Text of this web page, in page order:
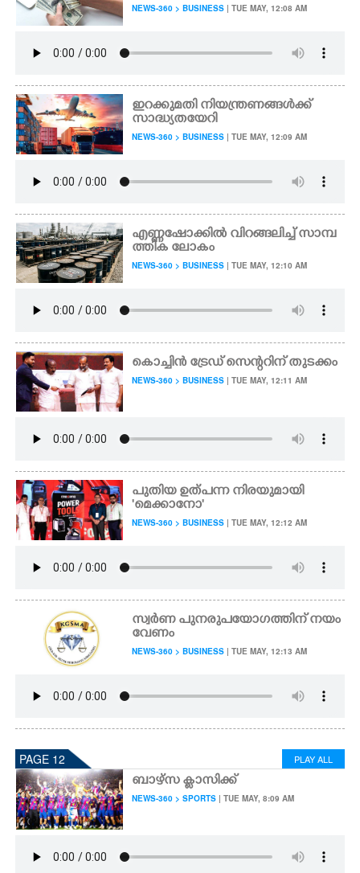
NEWS-360 > BUSINESS | TUE MAY, 12:08 AM
ഇറക്കുമതി നിയന്ത്രണങ്ങൾക്ക്
സാദ്ധ്യതയേറി
NEWS-360 > BUSINESS | TUE MAY, 12:09 AM
എണ്ണഷോക്കിൽ വിറങ്ങലിച്ച് സാമ്പ
ത്തിക ലോകം
NEWS-360 > BUSINESS | TUE MAY, 12:10 AM
കൊച്ചിൻ ട്രേഡ് സെന്ററിന് തുടക്കം
NEWS-360 > BUSINESS | TUE MAY, 12:11 AM
പുതിയ ഉത്പന്ന നിരയുമായി
'മെക്കാനോ'
NEWS-360 > BUSINESS | TUE MAY, 12:12 AM
സ്വർണ പുനരുപയോഗത്തിന് നയം
വേണം
NEWS-360 > BUSINESS | TUE MAY, 12:13 AM
PAGE 12 PLAY ALL
ബാഴ്സ ക്ലാസിക്ക്
NEWS-360 > SPORTS | TUE MAY, 8:09 AM